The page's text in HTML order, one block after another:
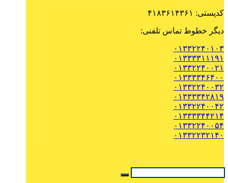
کدپستی: ۴۱۸۳۶۱۴۳۶۱
دیگر خطوط تماس تلفنی:
۰۱۳۳۲۲۴۰۱۰۳
۰۱۳۳۳۳۱۱۱۹۱
۰۱۳۳۲۲۴۰۰۲۱
۰۱۳۳۳۳۴۶۴۰۰
۰۱۳۳۲۲۴۰۰۳۲
۰۱۳۳۳۳۴۲۸۱۹
۰۱۳۳۲۲۴۰۰۴۲
۰۱۳۳۳۳۴۴۲۱۴
۰۱۳۳۲۲۴۰۰۵۴
۰۱۳۳۲۲۳۲۱۴۰